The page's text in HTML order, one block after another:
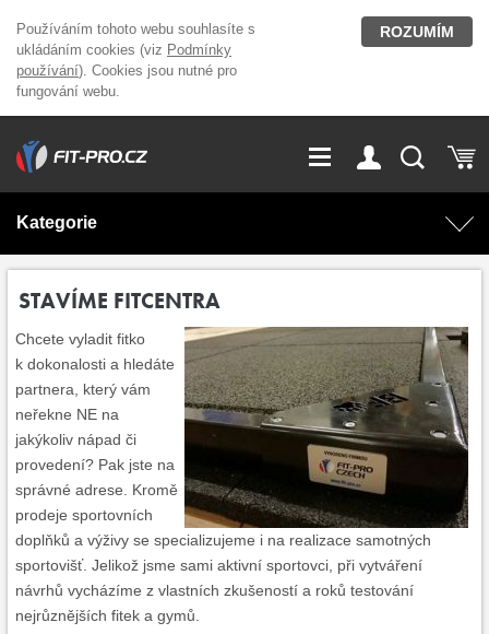
Používáním tohoto webu souhlasíte s
ukládáním cookies (viz Podmínky
používání). Cookies jsou nutné pro
fungování webu.
ROZUMÍM
GDPR
Kariéra Kontakt
Magazín
Přihlášení
Kategorie
Doplňky stravy Fitness vybavení
OUTLET OBLEČENÍ Posilovací stroje
Značky
STAVÍME FITCENTRA
Chcete vyladit fitko
k dokonalosti a hledáte
partnera, který vám
neřekne NE na
jakýkoliv nápad či
provedení? Pak jste na
správné adrese. Kromě
prodeje sportovních
doplňků a výživy se specializujeme i na realizace samotných
sportovišť. Jelikož jsme sami aktivní sportovci, při vytváření
návrhů vycházíme z vlastních zkušeností a roků testování
nejrůznějších fitek a gymů.